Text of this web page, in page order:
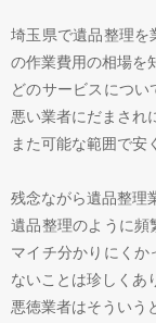
埼玉県で遺品整理を
の作業費用の相場を
どのサービスにつ
悪い業者にだまされ
また可能な範囲で安
残念ながら遺品整理
遺品整理のように頻
マイチ分かりにくか
ないことは珍しくあ
悪徳業者はそういう